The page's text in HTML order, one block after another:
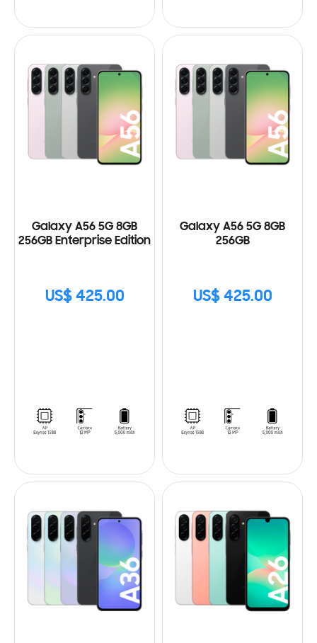
Galaxy A56 5G 8GB
256GB Enterprise Edition
US$ 425.00
Galaxy A56 5G 8GB
256GB
US$ 425.00